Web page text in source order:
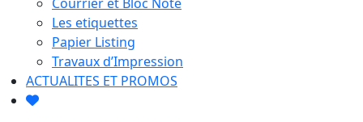
Les etiquettes
Papier Listing
Travaux d’Impression
ACTUALITES ET PROMOS